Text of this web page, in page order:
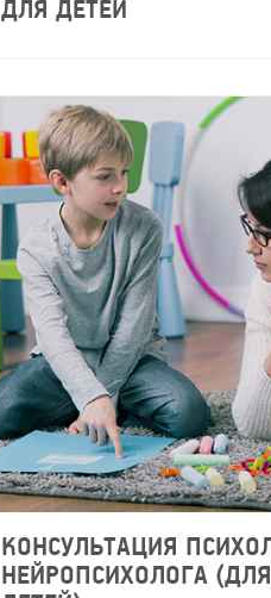
ДЛЯ ДЕТЕЙ
КОНСУЛЬТАЦИЯ
НЕЙРОПСИХОЛОГА (ДЛЯ